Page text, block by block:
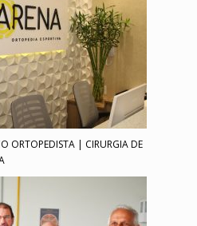
ORTOPEDISTA | CIRURGIA DE